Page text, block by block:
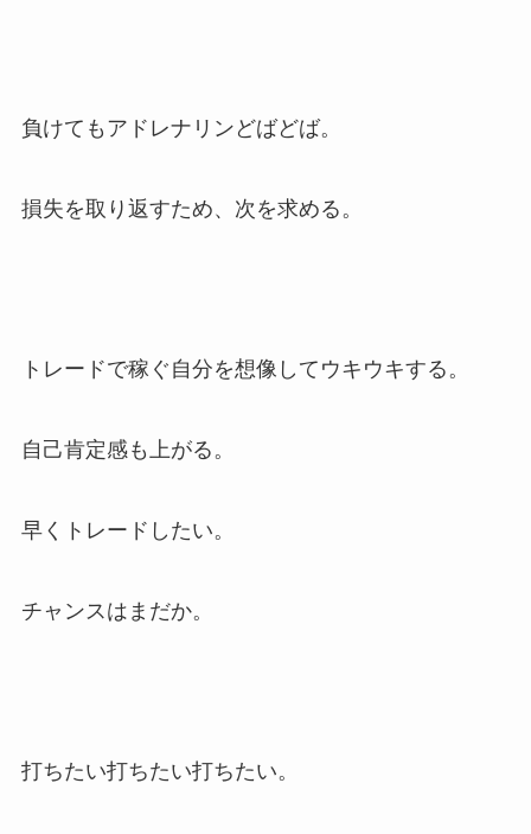
負けてもアドレナリンどばどば。
損失を取り返すため、次を求める。
トレードで稼ぐ自分を想像してウキウキする。
自己肯定感も上がる。
早くトレードしたい。
チャンスはまだか。
打ちたい打ちたい打ちたい。